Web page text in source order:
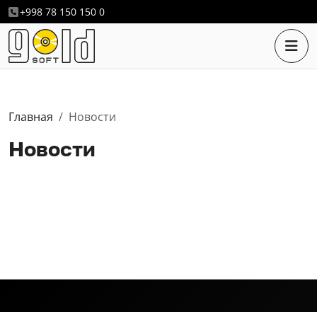
+998 78 150 150 0
Главная Новости
Новости